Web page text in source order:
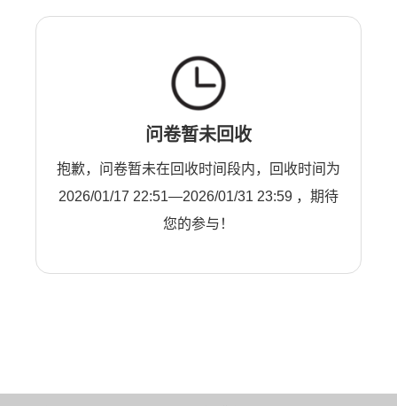
问卷暂未回收
抱歉，问卷暂未在回收时间段内，回收时间为
2026/01/17 22:51—2026/01/31 23:59 ，期待
您的参与！